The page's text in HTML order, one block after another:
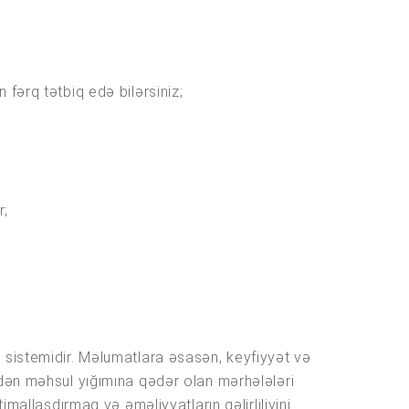
fərq tətbiq edə bilərsiniz;
sistemidir. Məlumatlara əsasən, keyfiyyət və
məhsul yığımına qədər olan mərhələləri
və əməliyyatların gəlirliliyini